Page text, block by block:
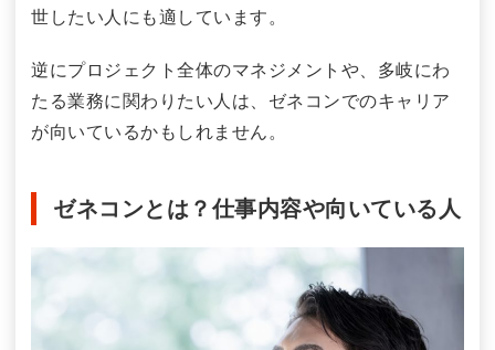
世したい人にも適しています。
逆にプロジェクト全体のマネジメントや、多岐にわ
たる業務に関わりたい人は、ゼネコンでのキャリア
が向いているかもしれません。
ゼネコンとは？仕事内容や向いている人